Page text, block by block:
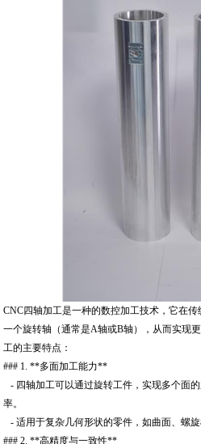
CNC四轴加工是一种的数控加工技术，它在
一个旋转轴（通常是A轴或B轴），从而实现
工的主要特点：
### 1. **多面加工能力**
- 四轴加工可以通过旋转工件，实现多个面
率。
- 适用于复杂几何形状的零件，如曲面、螺旋
### 2. **高精度与一致性**